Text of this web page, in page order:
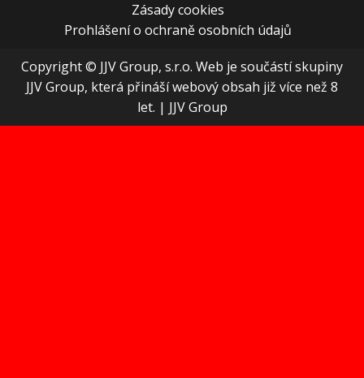
Zásady cookies
Prohlášení o ochraně osobních údajů
Copyright © JJV Group, s.r.o. Web je součástí skupiny
JJV Group, která přináší webový obsah již více než 8
let. | JJV Group